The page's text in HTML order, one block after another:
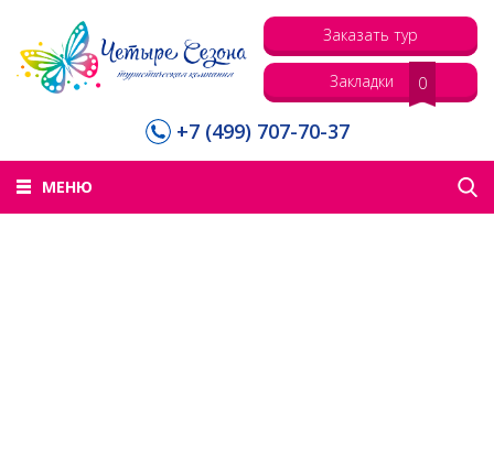
Заказать тур
Закладки 0
+7 (499) 707-70-37
МЕНЮ